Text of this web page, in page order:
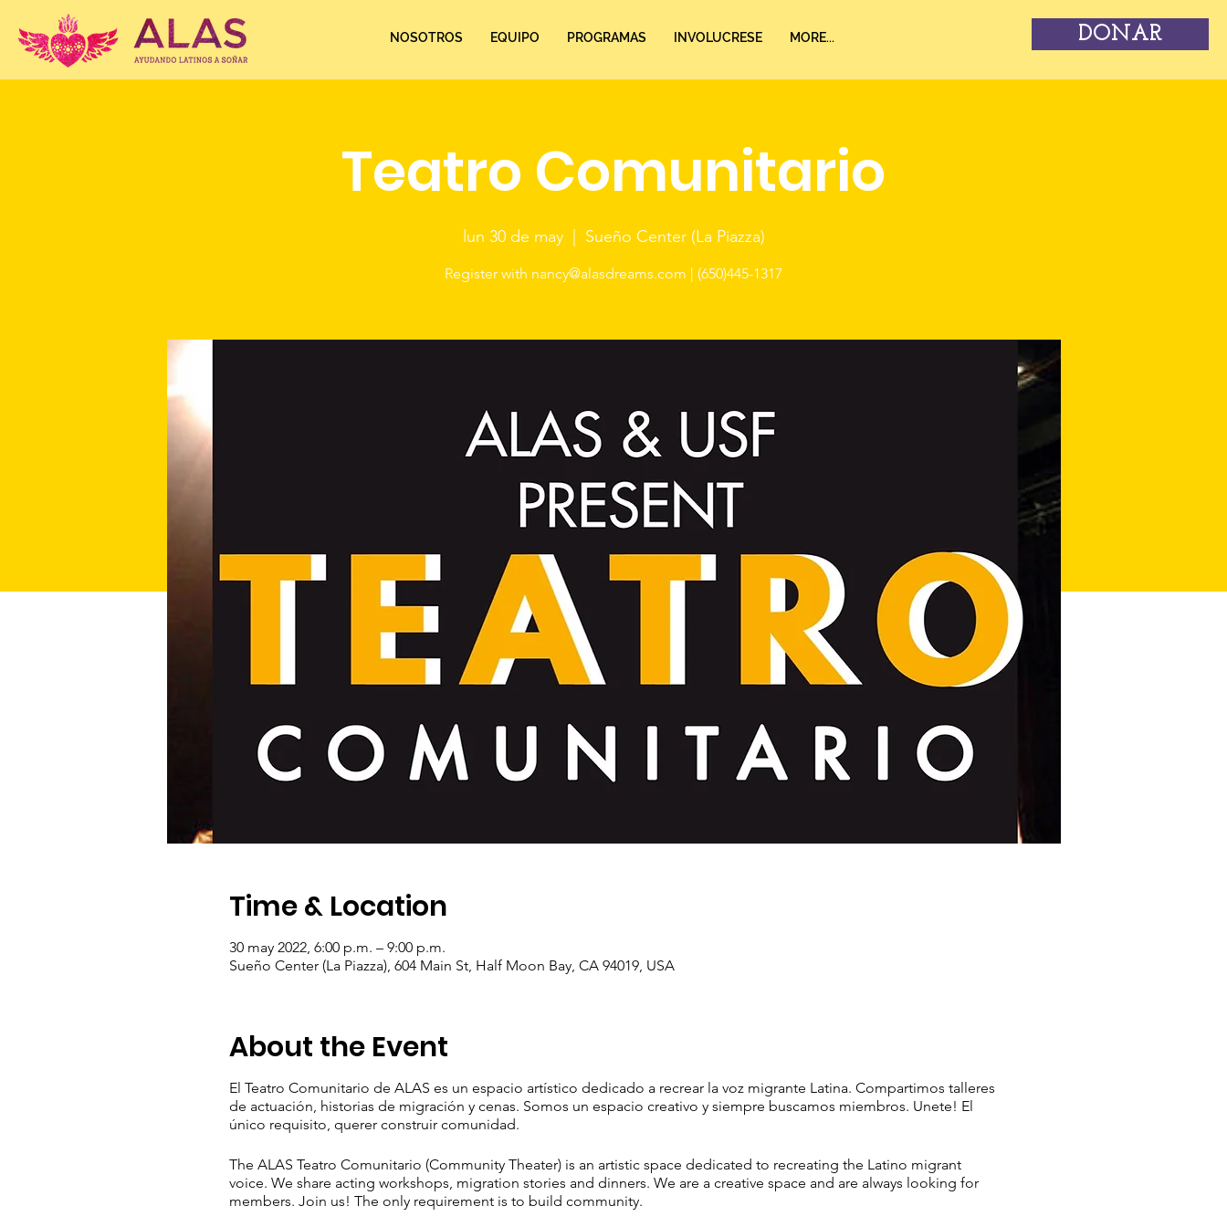
NOSOTROS EQUIPO PROGRAMAS INVOLUCRESE MORE... DONAR
Teatro Comunitario
lun 30 de may
  |
Sueño Center (La Piazza)
Register with nancy@alasdreams.com | (650)445-1317
Time & Location
30 may 2022, 6:00 p.m. – 9:00 p.m.
Sueño Center (La Piazza), 604 Main St, Half Moon Bay, CA 94019, USA
About the Event
El Teatro Comunitario de ALAS es un espacio artístico dedicado a recrear la voz migrante Latina. Compartimos talleres
de actuación, historias de migración y cenas. Somos un espacio creativo y siempre buscamos miembros. Unete! El
único requisito, querer construir comunidad.
The ALAS Teatro Comunitario (Community Theater) is an artistic space dedicated to recreating the Latino migrant
voice. We share acting workshops, migration stories and dinners. We are a creative space and are always looking for
members. Join us! The only requirement is to build community.